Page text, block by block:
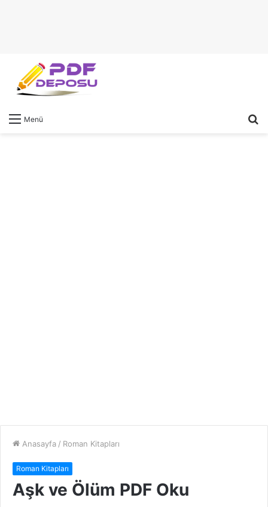
Menü
Anasayfa / Roman Kitapları
Roman Kitapları
Aşk ve Ölüm PDF Oku